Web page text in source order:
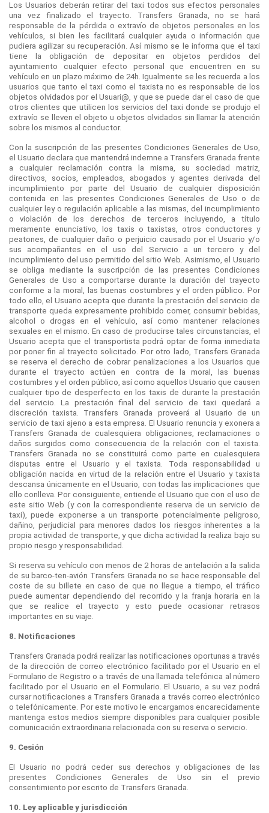
Los Usuarios deberán retirar del taxi todos sus efectos personales
una vez finalizado el trayecto. Transfers Granada, no se hará
responsable de la pérdida o extravío de objetos personales en los
vehículos, si bien les facilitará cualquier ayuda o información que
pudiera agilizar su recuperación. Así mismo se le informa que el taxi
tiene la obligación de depositar en objetos perdidos del
ayuntamiento cualquier efecto personal que encuentren en su
vehículo en un plazo máximo de 24h. Igualmente se les recuerda a los
usuarios que tanto el taxi como el taxista no es responsable de los
objetos olvidados por el Usuari@, y que se puede dar el caso de que
otros clientes que utilicen los servicios del taxi donde se produjo el
extravío se lleven el objeto u objetos olvidados sin llamar la atención
sobre los mismos al conductor.
Con la suscripción de las presentes Condiciones Generales de Uso,
el Usuario declara que mantendrá indemne a Transfers Granada frente
a cualquier reclamación contra la misma, su sociedad matriz,
directivos, socios, empleados, abogados y agentes derivada del
incumplimiento por parte del Usuario de cualquier disposición
contenida en las presentes Condiciones Generales de Uso o de
cualquier ley o regulación aplicable a las mismas, del incumplimiento
o violación de los derechos de terceros incluyendo, a título
meramente enunciativo, los taxis o taxistas, otros conductores y
peatones, de cualquier daño o perjuicio causado por el Usuario y/o
sus acompañantes en el uso del Servicio a un tercero y del
incumplimiento del uso permitido del sitio Web. Asimismo, el Usuario
se obliga mediante la suscripción de las presentes Condiciones
Generales de Uso a comportarse durante la duración del trayecto
conforme a la moral, las buenas costumbres y el orden público. Por
todo ello, el Usuario acepta que durante la prestación del servicio de
transporte queda expresamente prohibido comer, consumir bebidas,
alcohol o drogas en el vehículo, así como mantener relaciones
sexuales en el mismo. En caso de producirse tales circunstancias, el
Usuario acepta que el transportista podrá optar de forma inmediata
por poner fin al trayecto solicitado. Por otro lado, Transfers Granada
se reserva el derecho de cobrar penalizaciones a los Usuarios que
durante el trayecto actúen en contra de la moral, las buenas
costumbres y el orden público, así como aquellos Usuario que causen
cualquier tipo de desperfecto en los taxis de durante la prestación
del servicio. La prestación final del servicio de taxi quedará a
discreción taxista. Transfers Granada proveerá al Usuario de un
servicio de taxi ajeno a esta empresa. El Usuario renuncia y exonera a
Transfers Granada de cualesquiera obligaciones, reclamaciones o
daños surgidos como consecuencia de la relación con el taxista.
Transfers Granada no se constituirá como parte en cualesquiera
disputas entre el Usuario y el taxista. Toda responsabilidad u
obligación nacida en virtud de la relación entre el Usuario y taxista
descansa únicamente en el Usuario, con todas las implicaciones que
ello conlleva. Por consiguiente, entiende el Usuario que con el uso de
este sitio Web (y con la correspondiente reserva de un servicio de
taxi), puede exponerse a un transporte potencialmente peligroso,
dañino, perjudicial para menores dados los riesgos inherentes a la
propia actividad de transporte, y que dicha actividad la realiza bajo su
propio riesgo y responsabilidad.
Si reserva su vehículo con menos de 2 horas de antelación a la salida
de su barco-ten-avión Transfers Granada no se hace responsable del
coste de su billete en caso de que no llegue a tiempo, el tráfico
puede aumentar dependiendo del recorrido y la franja horaria en la
que se realice el trayecto y esto puede ocasionar retrasos
importantes en su viaje.
8. Notificaciones
Transfers Granada podrá realizar las notificaciones oportunas a través
de la dirección de correo electrónico facilitado por el Usuario en el
Formulario de Registro o a través de una llamada telefónica al número
facilitado por el Usuario en el Formulario. El Usuario, a su vez podrá
cursar notificaciones a Transfers Granada a través correo electrónico
o telefónicamente. Por este motivo le encargamos encarecidamente
mantenga estos medios siempre disponibles para cualquier posible
comunicación extraordinaria relacionada con su reserva o servicio.
9. Cesión
El Usuario no podrá ceder sus derechos y obligaciones de las
presentes Condiciones Generales de Uso sin el previo
consentimiento por escrito de Transfers Granada.
10. Ley aplicable y jurisdicción